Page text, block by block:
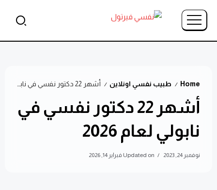
Home
/ طبيب نفسي اونلاين / أشهر 22 دكتور نفسي في نابولي لعام 2026
أشهر 22 دكتور نفسي في
نابولي لعام 2026
نوفمبر 24, 2023 Updated on فبراير 14, 2026